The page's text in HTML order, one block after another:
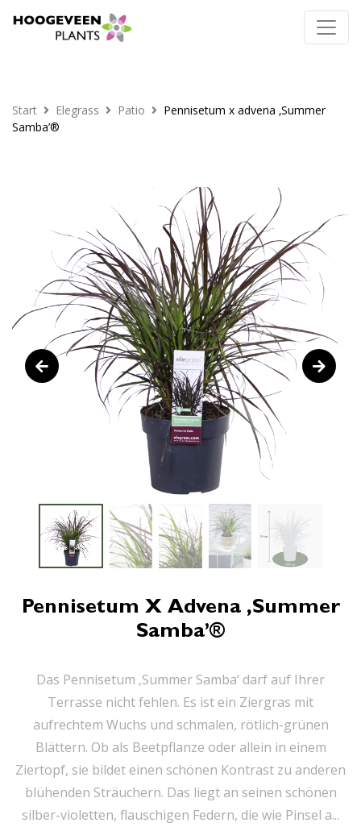
Start Elegrass Patio
Pennisetum x advena ‚Summer
Samba’®
Pennisetum X Advena ‚Summer
Samba’®
Das Pennisetum ‚Summer Samba‘ darf auf Ihrer
Terrasse nicht fehlen. Es ist ein Ziergras mit
aufrechtem Wuchs und schmalen, rötlich-grünen
Blättern. Ob als Beetpflanze oder allein in einem
Ziertopf, sie bildet einen schönen Kontrast zu anderen
blühenden Sträuchern. Das liegt an seinen schönen
silber-violetten, flauschigen Federn, die wie Pinsel a...